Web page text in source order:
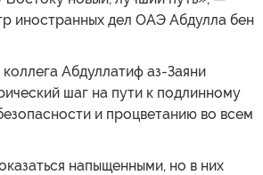
иностранных дел ОАЭ Абдулла бен
Абдуллатиф аз-Заяни
шаг на пути к подлинному
и процветанию во всем
напыщенными, но в них